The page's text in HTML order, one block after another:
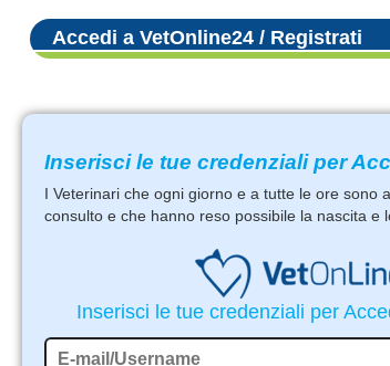
Accedi a VetOnline24 / Registrati
Inserisci le tue credenziali per
I Veterinari che ogni giorno e a tutte le ore sono
consulto e che hanno reso possibile la nascita e
Inserisci le tue credenziali per